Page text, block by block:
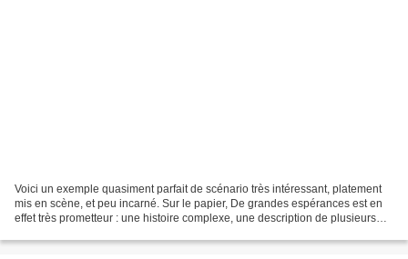
Voici un exemple quasiment parfait de scénario très intéressant, platement
mis en scène, et peu incarné. Sur le papier, De grandes espérances est en
effet très prometteur : une histoire complexe, une description de plusieurs